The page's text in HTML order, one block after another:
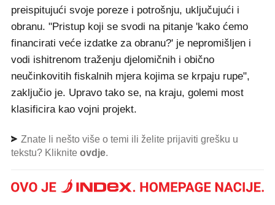
preispitujući svoje poreze i potrošnju, uključujući i
obranu. "Pristup koji se svodi na pitanje 'kako ćemo
financirati veće izdatke za obranu?' je nepromišljen i
vodi ishitrenom traženju djelomičnih i obično
neučinkovitih fiskalnih mjera kojima se krpaju rupe",
zaključio je. Upravo tako se, na kraju, golemi most
klasificira kao vojni projekt.
Znate li nešto više o temi ili želite prijaviti grešku u
tekstu? Kliknite ovdje.